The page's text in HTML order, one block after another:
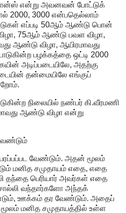
என்று அவனவன் போட்டுக்
2000, 3000 என்பதெல்லாம்
எப்படி 50ஆம் ஆண்டு பொன்
75ஆம் ஆண்டு பவள விழா,
ஆண்டு விழா, ஆயிரமாவது
பழக்கத்தை ஒட்டி 2000
அடிப்படையிலே, அதற்கு
தன்மையிலே எங்குப்
நிலையில் நண்பர் கி.வீரமணி
ஆண்டு விழா என்று
வேண்டும். அதன் மூலம்
மனித சமுதாயம் எதை, எதை
தந்தை பெரியார் அவர்கள் எதை
வந்தார்களோ அந்தக்
ஊக்கம் தர வேண்டும். அதைப்
மனித சமுதாயத்தில் உள்ள